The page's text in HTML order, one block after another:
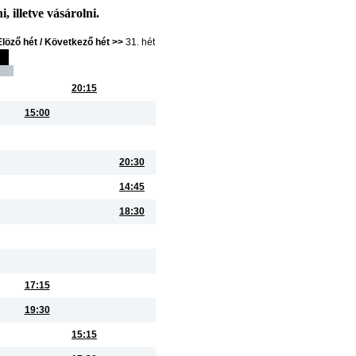
illetve vásárolni.
hét / Következő hét >> 31. hét
20:15
15:00
20:30
14:45
18:30
17:15
19:30
15:15